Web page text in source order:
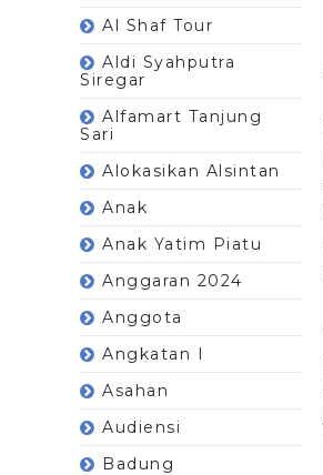
Al Shaf Tour
Aldi Syahputra
Siregar
Alfamart Tanjung
Sari
Alokasikan Alsintan
Anak
Anak Yatim Piatu
Anggaran 2024
Anggota
Angkatan I
Asahan
Audiensi
Badung